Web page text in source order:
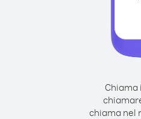
Chiama
chiama nel